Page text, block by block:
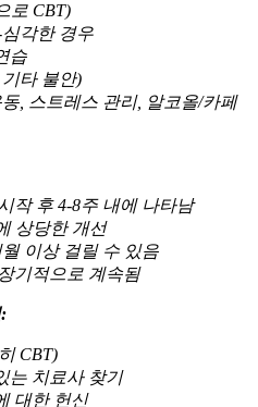
로 CBT)
각한 경우
습
타 불안)
, 스트레스 관리, 알코올/카페
작 후 4-8주 내에 나타남
상당한 개선
이상 걸릴 수 있음
기적으로 계속됨
CBT)
는 치료사 찾기
대한 헌신